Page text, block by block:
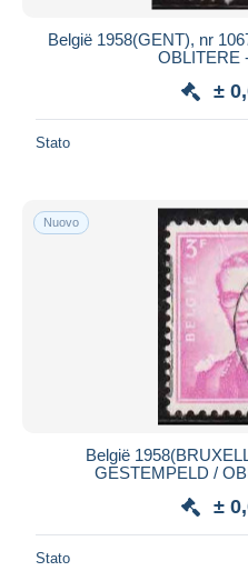
België 1958(GENT), nr
OBLITERE
±
Stato
Nuovo
België
GESTEMPELD /
±
Stato